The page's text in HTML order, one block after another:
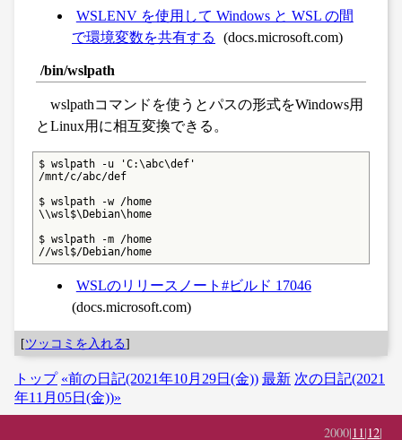
WSLENV を使用して Windows と WSL の間
で環境変数を共有する
(docs.microsoft.com)
/bin/wslpath
wslpathコマンドを使うとパスの形式をWindows用
とLinux用に相互変換できる。
$ wslpath -u 'C:\abc\def'
/mnt/c/abc/def
$ wslpath -w /home
\\wsl$\Debian\home
$ wslpath -m /home
//wsl$/Debian/home
WSLのリリースノート#ビルド 17046
(docs.microsoft.com)
[ツッコミを入れる]
トップ «前の日記(2021年10月29日(金)) 最新 次の日記(2021
年11月05日(金))»
2000|11|12|